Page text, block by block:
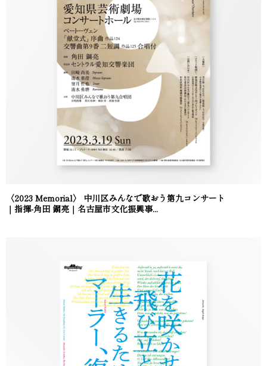
〈2023 Memorial〉 中川区みんなで歌おう第九コンサート
｜指揮-角田 鋼亮｜名古屋市文化振興事...